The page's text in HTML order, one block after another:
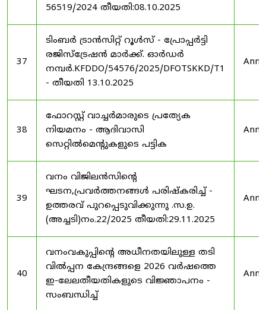
56519/2024 തീയതി:08.10.2025
37
ടിംബർ ട്രാൻസിറ്റ് റൂൾസ് - പ്രോപ്പർട്ടി
രജിസ്ട്രേഷൻ മാർക്ക്. ഓർഡർ
നമ്പർ.KFDDO/54576/2025/DFOTSKKD/T1
- തീയതി 13.10.2025
38
ഫോറസ്റ്റ് വാച്ചർമാരുടെ പ്രത്യേക
നിയമനം - ആദിവാസി
സെറ്റിൽമെന്റുകളുടെ പട്ടിക
39
വനം വിജിലൻസിന്റെ
ഘടന,പ്രവർത്തനങ്ങൾ പരിഷ്കരിച്ച് -
ഉത്തരവ് പുറപ്പെടുവിക്കുന്നു .സ.ഉ.
(അച്ചടി)നം.22/2025 തീയതി:29.11.2025
40
വനംവകുപ്പിന്റെ അധീനതയിലുള്ള തടി
വിൽപ്പന കേന്ദ്രങ്ങളെ 2026 വർഷത്തെ
ഇ-ലേലതീയതികളുടെ വിജ്ഞാപനം -
സംബന്ധിച്ച്